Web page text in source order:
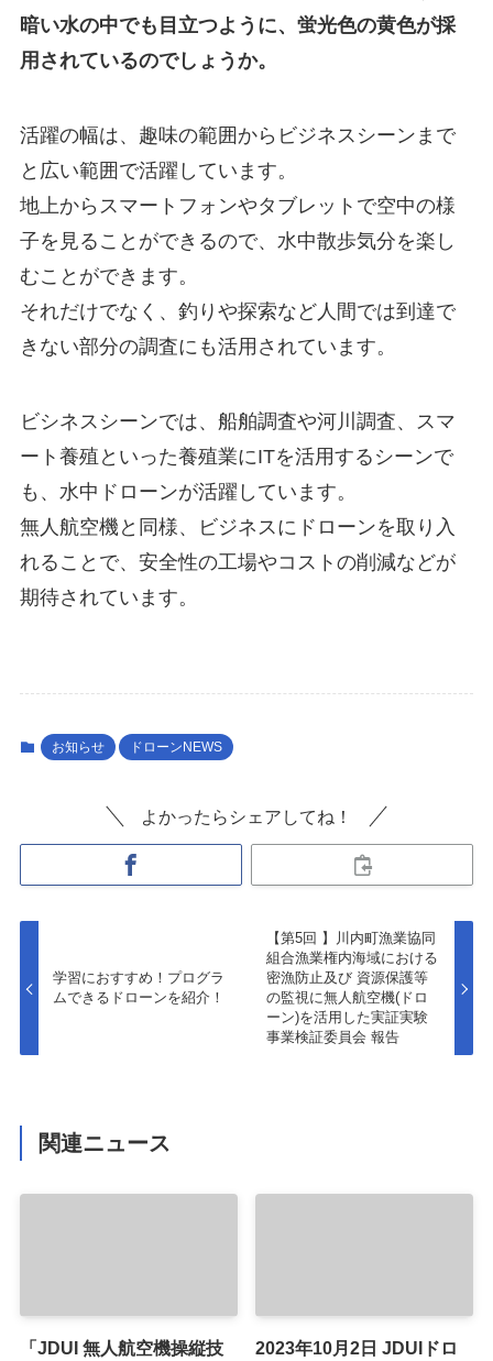
暗い水の中でも目立つように、蛍光色の黄色が採
用されているのでしょうか。
活躍の幅は、趣味の範囲からビジネスシーンまで
と広い範囲で活躍しています。
地上からスマートフォンやタブレットで空中の様
子を見ることができるので、水中散歩気分を楽し
むことができます。
それだけでなく、釣りや探索など人間では到達で
きない部分の調査にも活用されています。
ビシネスシーンでは、船舶調査や河川調査、スマ
ート養殖といった養殖業にITを活用するシーンで
も、水中ドローンが活躍しています。
無人航空機と同様、ビジネスにドローンを取り入
れることで、安全性の工場やコストの削減などが
期待されています。
お知らせ ドローンNEWS
よかったらシェアしてね！
学習におすすめ！プログラ
ムできるドローンを紹介！
【第5回 】川内町漁業協同
組合漁業権内海域における
密漁防止及び 資源保護等
の監視に無人航空機(ドロ
ーン)を活用した実証実験
事業検証委員会 報告
関連ニュース
「JDUI 無人航空機操縦技
2023年10月2日 JDUIドロ